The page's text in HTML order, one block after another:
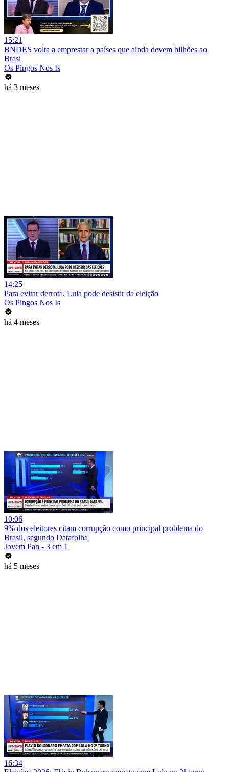
15:21
BNDES volta a emprestar a países que ainda devem bilhões ao
Brasi
Os Pingos Nos Is
há 3 meses
14:25
Para evitar derrota, Lula pode desistir da eleição
Os Pingos Nos Is
há 4 meses
10:06
9% dos eleitores citam corrupção como principal problema do
Brasil, segundo Datafolha
Jovem Pan - 3 em 1
há 5 meses
16:34